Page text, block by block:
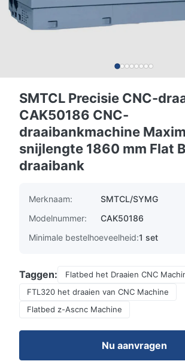
SMTCL Precisie CNC-
CAK50186 CNC-
draaibankmachine
snijlengte 1860 mm Flat
draaibank
Merknaam:
SMTCL/SYMG
Modelnummer:
CAK50186
Minimale bestelhoeveelheid:1 set
Taggen:
Flatbed het Draaien CNC
FTL320 het draaien van CNC Machine
Flatbed z-Ascnc Machine
Nu aanvragen